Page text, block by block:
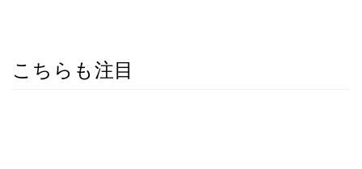
こちらも注目